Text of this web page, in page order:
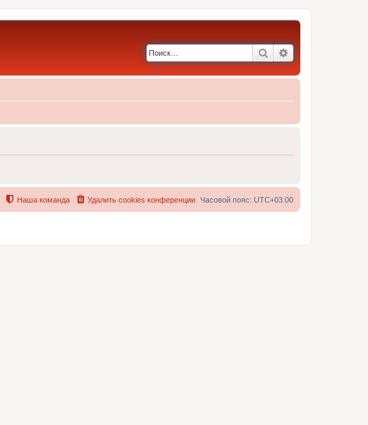
Поиск
Часовой пояс: UTC+03:00
Удалить cookies конференции
Наша команда